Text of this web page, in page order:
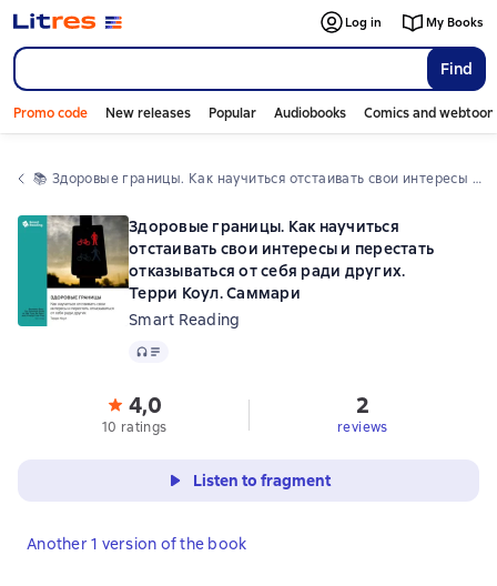
Find
Log in My Books
Promo code New releases Popular Audiobooks Comics and
📚 Здоровые границы. Как научиться отстаивать свои интересы и перестать отказываться от себя ради других. Терри Коул. Саммари
Здоровые границы. Как научиться
отстаивать свои интересы и перестать
отказываться от себя ради других.
Терри Коул. Саммари
Smart Reading
Audio
4,0
10 ratings
2
reviews
Listen to fragment
Another 1 version of the book